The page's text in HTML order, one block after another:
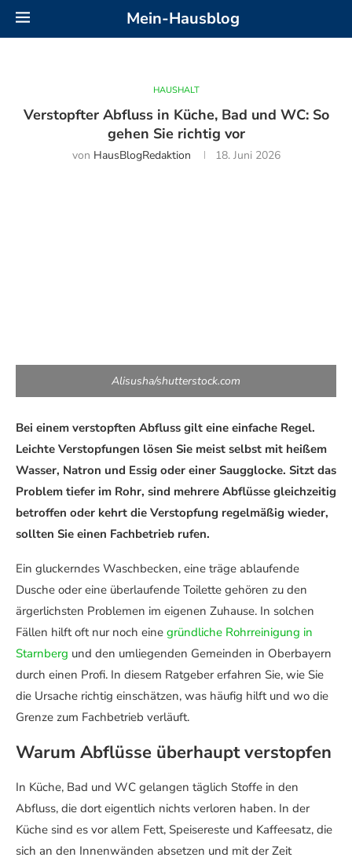
Mein-Hausblog
HAUSHALT
Verstopfter Abfluss in Küche, Bad und WC: So
gehen Sie richtig vor
von HausBlogRedaktion 18. Juni 2026
Alisusha/shutterstock.com
Bei einem verstopften Abfluss gilt eine einfache Regel.
Leichte Verstopfungen lösen Sie meist selbst mit heißem
Wasser, Natron und Essig oder einer Saugglocke. Sitzt das
Problem tiefer im Rohr, sind mehrere Abflüsse gleichzeitig
betroffen oder kehrt die Verstopfung regelmäßig wieder,
sollten Sie einen Fachbetrieb rufen.
Ein gluckerndes Waschbecken, eine träge ablaufende
Dusche oder eine überlaufende Toilette gehören zu den
ärgerlichsten Problemen im eigenen Zuhause. In solchen
Fällen hilft oft nur noch eine gründliche Rohrreinigung in
Starnberg und den umliegenden Gemeinden in Oberbayern
durch einen Profi. In diesem Ratgeber erfahren Sie, wie Sie
die Ursache richtig einschätzen, was häufig hilft und wo die
Grenze zum Fachbetrieb verläuft.
Warum Abflüsse überhaupt verstopfen
In Küche, Bad und WC gelangen täglich Stoffe in den
Abfluss, die dort eigentlich nichts verloren haben. In der
Küche sind es vor allem Fett, Speisereste und Kaffeesatz, die
sich an den Innenwänden absetzen und mit der Zeit